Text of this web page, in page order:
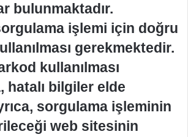
bulunmaktadır.
işlemi için doğru
gerekmektedir.
kullanılması
hatalı bilgiler elde
sorgulama işleminin
web sitesinin